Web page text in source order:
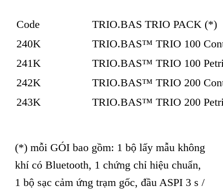
Code
TRIO.BAS TRIO PACK (*)
240K
TRIO.BAS™ TRIO 100
241K
TRIO.BAS™ TRIO 100
242K
TRIO.BAS™ TRIO 200
243K
TRIO.BAS™ TRIO 200
(*) mỗi GÓI bao gồm: 1 bộ lấy mẫu không
khí có Bluetooth, 1 chứng chỉ hiệu chuẩn,
1 bộ sạc cảm ứng trạm gốc, đầu ASPI 3 s /